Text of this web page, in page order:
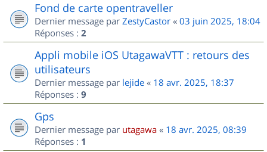
Fond de carte opentraveller
Dernier message par ZestyCastor « 03 juin 2025, 18:04
Réponses : 2
Appli mobile iOS UtagawaVTT : retours des
utilisateurs
Dernier message par lejide « 18 avr. 2025, 18:37
Réponses : 9
Gps
Dernier message par utagawa « 18 avr. 2025, 08:39
Réponses : 1